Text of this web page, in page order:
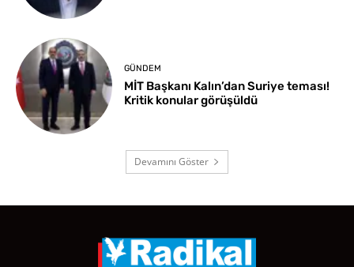
GÜNDEM
MİT Başkanı Kalın’dan Suriye teması!
Kritik konular görüşüldü
Devamını Göster